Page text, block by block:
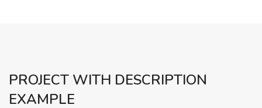
PROJECT WITH DESCRIPTION
EXAMPLE